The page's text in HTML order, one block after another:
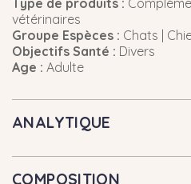
vétérinaires
Groupe Espèces : Chats |
Objectifs Santé : Divers
Age : Adulte
ANALYTIQUE
COMPOSITION